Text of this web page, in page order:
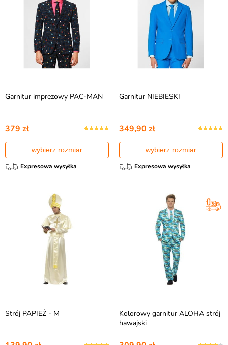
Garnitur imprezowy PAC-MAN
379 zł
wybierz rozmiar
Expresowa wysyłka
Garnitur NIEBIESKI
349,90 zł
wybierz rozmiar
Expresowa wysyłka
Strój PAPIEŻ - M
Kolorowy garnitur ALOHA strój
hawajski